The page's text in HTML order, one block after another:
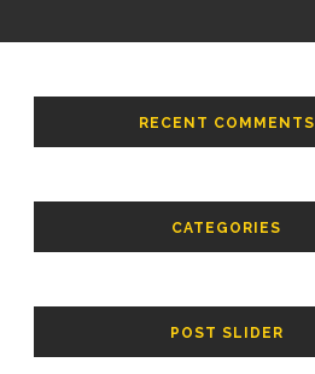
RECENT COMMENTS
CATEGORIES
POST SLIDER